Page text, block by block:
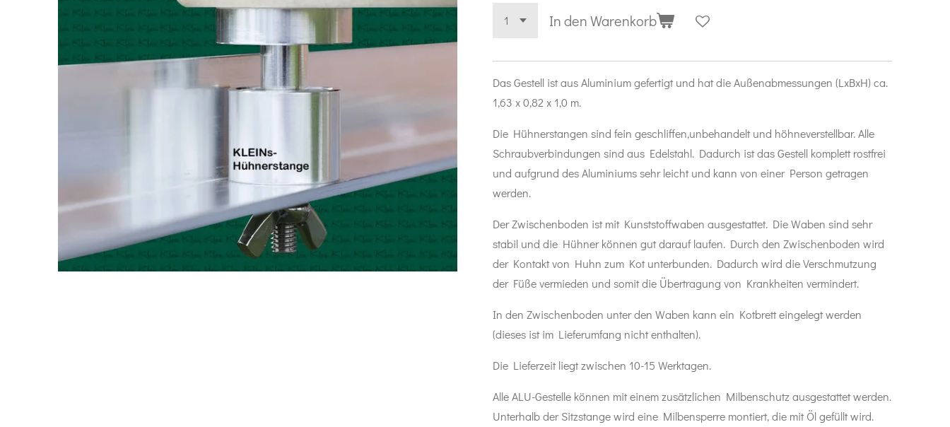
In den Warenkorb
Das Gestell ist aus Aluminium gefertigt und hat die Außenabmessungen (LxBxH) ca.
1,63 x 0,82 x 1,0 m.
Die Hühnerstangen sind fein geschliffen,unbehandelt und höhneverstellbar. Alle
Schraubverbindungen sind aus Edelstahl. Dadurch ist das Gestell komplett rostfrei
und aufgrund des Aluminiums sehr leicht und kann von einer Person getragen
werden.
Der Zwischenboden ist mit Kunststoffwaben ausgestattet. Die Waben sind sehr
stabil und die Hühner können gut darauf laufen. Durch den Zwischenboden wird
der Kontakt von Huhn zum Kot unterbunden. Dadurch wird die Verschmutzung
der Füße vermieden und somit die Übertragung von Krankheiten vermindert.
In den Zwischenboden unter den Waben kann ein Kotbrett eingelegt werden
(dieses ist im Lieferumfang nicht enthalten).
Die Lieferzeit liegt zwischen 10-15 Werktagen.
Alle ALU-Gestelle können mit einem zusätzlichen Milbenschutz ausgestattet werden.
Unterhalb der Sitzstange wird eine Milbensperre montiert, die mit Öl gefüllt wird.